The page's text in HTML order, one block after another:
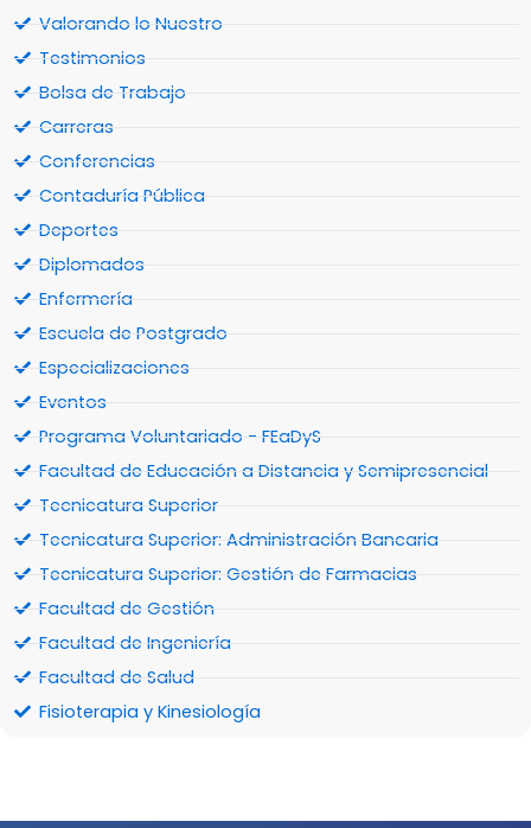
Valorando lo Nuestro
Testimonios
Bolsa de Trabajo
Carreras
Conferencias
Contaduría Pública
Deportes
Diplomados
Enfermería
Escuela de Postgrado
Especializaciones
Eventos
Programa Voluntariado - FEaDyS
Facultad de Educación a Distancia y Semipresencial
Tecnicatura Superior
Tecnicatura Superior: Administración Bancaria
Tecnicatura Superior: Gestión de Farmacias
Facultad de Gestión
Facultad de Ingeniería
Facultad de Salud
Fisioterapia y Kinesiología